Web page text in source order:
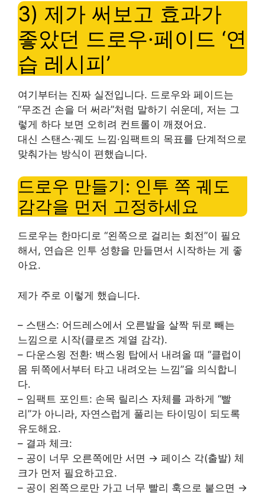
3) 제가 써보고 효과가
좋았던 드로우·페이드 ‘연
습 레시피’
여기부터는 진짜 실전입니다. 드로우와 페이드는
“무조건 손을 더 써라”처럼 말하기 쉬운데, 저는 그
렇게 하다 보면 오히려 컨트롤이 깨졌어요.
대신 스탠스·궤도 느낌·임팩트의 목표를 단계적으로
맞춰가는 방식이 편했습니다.
드로우 만들기: 인투 쪽 궤도
감각을 먼저 고정하세요
드로우는 한마디로 “왼쪽으로 걸리는 회전”이 필요
해서, 연습은 인투 성향을 만들면서 시작하는 게 좋
아요.
제가 주로 이렇게 했습니다.
– 스탠스: 어드레스에서 오른발을 살짝 뒤로 빼는
느낌으로 시작(클로즈 계열 감각).
– 다운스윙 전환: 백스윙 탑에서 내려올 때 “클럽이
몸 뒤쪽에서부터 타고 내려오는 느낌”을 의식합니
다.
– 임팩트 포인트: 손목 릴리스 자체를 과하게 “빨
리”가 아니라, 자연스럽게 풀리는 타이밍이 되도록
유도해요.
– 결과 체크:
– 공이 너무 오른쪽에만 서면 → 페이스 각(출발) 체
크가 먼저 필요하고요.
– 공이 왼쪽으로만 가고 너무 빨리 훅으로 붙으면 →